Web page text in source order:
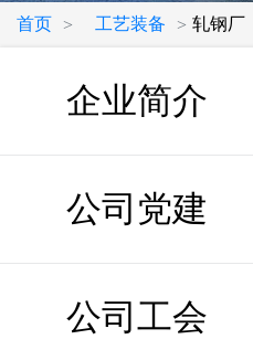
首页 > 工艺装备 > 轧钢厂
企业简介
公司党建
公司工会